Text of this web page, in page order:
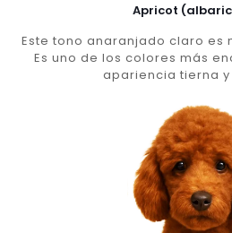
Apricot
Este tono anaranjado claro es
Es uno de los colores más
apariencia tierna y